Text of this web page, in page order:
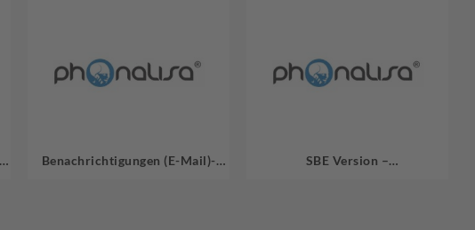
Benachrichtigungen (E-Mail)-
SBE Version –